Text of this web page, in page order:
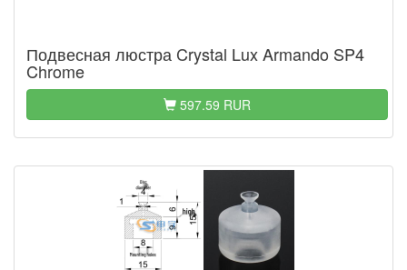
Подвесная люстра Crystal Lux Armando SP4
Chrome
597.59 RUR